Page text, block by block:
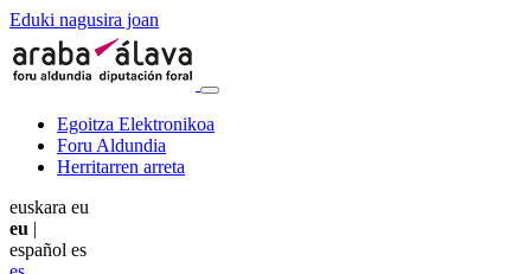
Eduki nagusira joan
Egoitza Elektronikoa
Foru Aldundia
Herritarren arreta
euskara eu
eu |
español es